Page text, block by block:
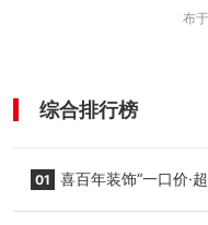
布
综合排行榜
01 喜百年装饰“一口价·